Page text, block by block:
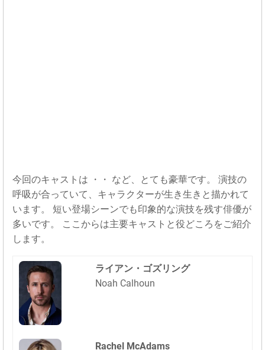
今回のキャストは ・・ など、とても豪華です。 演技の
呼吸が合っていて、キャラクターが生き生きと描かれて
います。 短い登場シーンでも印象的な演技を残す俳優が
多いです。 ここからは主要キャストと役どころをご紹介
します。
ライアン・ゴズリング
Noah Calhoun
Rachel McAdams